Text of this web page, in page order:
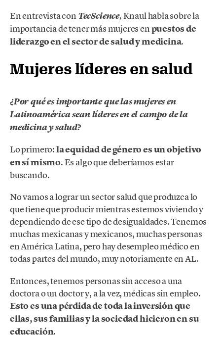
En entrevista con TecScience, Knaul habla sobre la
importancia de tener más mujeres enpuestos de
liderazgo en el sector de salud y medicina.
Mujeres líderes en salud
¿Por qué es importante que las mujeres en
Latinoamérica sean líderes en el campo de la
medicina y salud?
Lo primero:la equidad de género es un objetivo
en sí mismo. Es algo que deberíamos estar
buscando.
No vamos a lograr un sector salud que produzca lo
que tiene que producir mientras estemos viviendo y
dependiendo de ese tipo de desigualdades. Tenemos
muchas mexicanas y mexicanos, muchas personas
en América Latina, pero hay desempleo médico en
todas partes del mundo, muy notoriamente en AL.
Entonces, tenemos personas sin acceso a una
doctora o un doctor y, a la vez, médicas sin empleo.
Esto es una pérdida de toda la inversión que
ellas, sus familias y la sociedad hicieron en su
educación.